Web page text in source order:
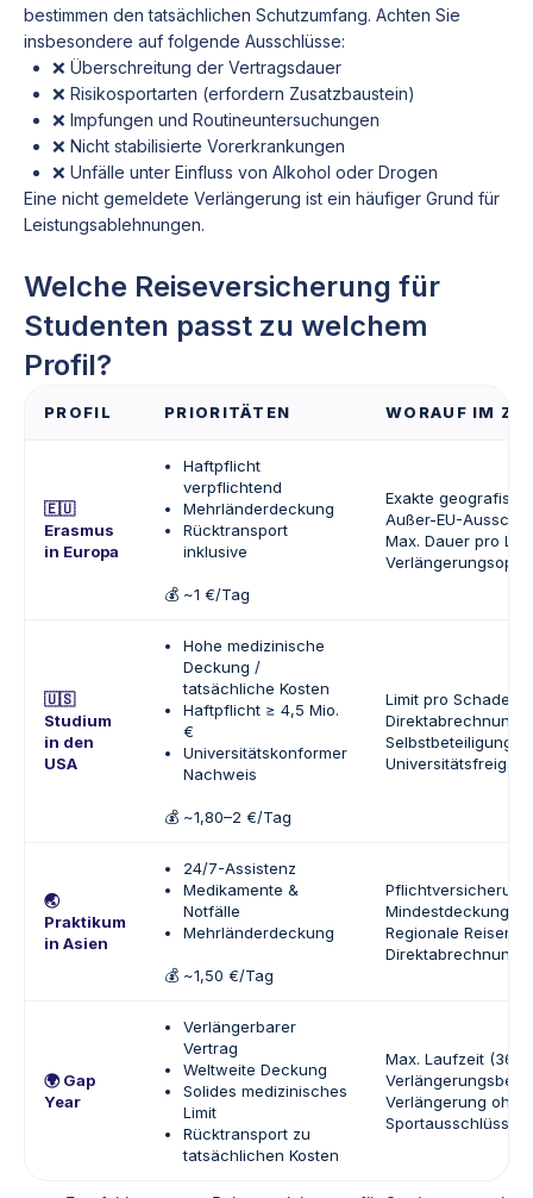
bestimmen den tatsächlichen Schutzumfang. Achten Sie
insbesondere auf folgende Ausschlüsse:
❌ Überschreitung der Vertragsdauer
❌ Risikosportarten (erfordern Zusatzbaustein)
❌ Impfungen und Routineuntersuchungen
❌ Nicht stabilisierte Vorerkrankungen
❌ Unfälle unter Einfluss von Alkohol oder Drogen
Eine nicht gemeldete Verlängerung ist ein häufiger Grund für
Leistungsablehnungen.
Welche Reiseversicherung für
Studenten passt zu welchem
Profil?
PROFIL PRIORITÄTEN WORAUF IM
🇪🇺
Erasmus
in Europa
Haftpflicht
verpflichtend
Mehrländerdeckung
Rücktransport
inklusive
💰 ~1 €/Tag
Exakte
Außer-EU-
Max. Dauer pro
🇺🇸
Studium
in den
USA
Hohe medizinische
Deckung /
tatsächliche Kosten
Haftpflicht ≥ 4,5 Mio.
€
Universitätskonformer
Nachweis
💰 ~1,80–2 €/Tag
Limit pro
Direktabrechnung
Selbstbeteiligung
🌏
Praktikum
in Asien
24/7-Assistenz
Medikamente &
Notfälle
Mehrländerdeckung
💰 ~1,50 €/Tag
Regionale Reisen
Direktabrechnung
🌍 Gap
Year
Verlängerbarer
Vertrag
Weltweite Deckung
Solides medizinisches
Limit
Rücktransport zu
tatsächlichen Kosten
Max. Laufzeit (365
Verlängerung ohne
Sportausschlüsse